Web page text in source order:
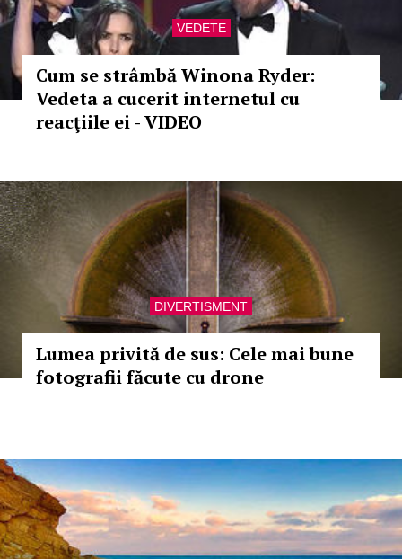
VEDETE
Cum se strâmbă Winona Ryder:
Vedeta a cucerit internetul cu
reacţiile ei - VIDEO
DIVERTISMENT
Lumea privită de sus: Cele mai bune
fotografii făcute cu drone